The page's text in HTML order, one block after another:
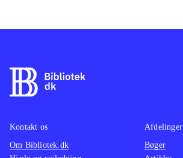
Kontakt os
Om Bibliotek.dk
Afdelinger
Bøger